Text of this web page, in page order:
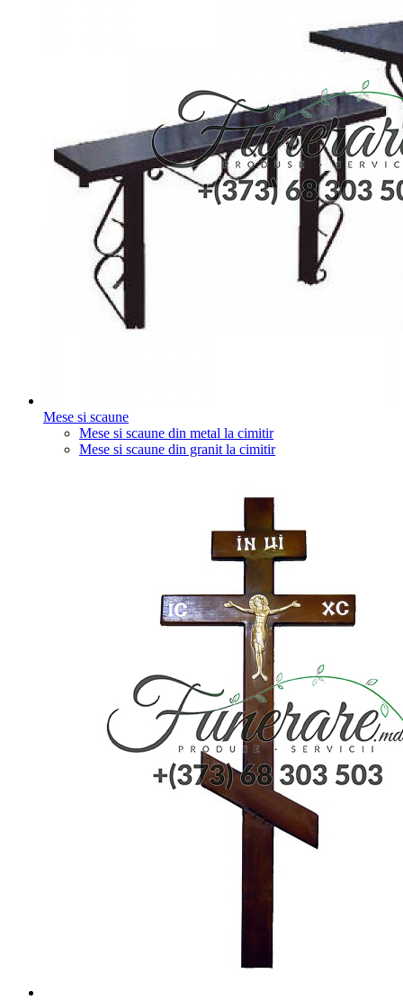
Mese si scaune
Mese si scaune din metal la cimitir
Mese si scaune din granit la cimitir